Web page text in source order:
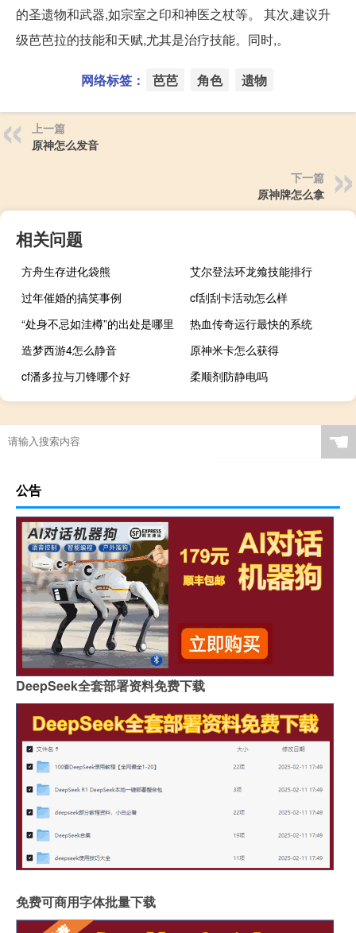
的圣遗物和武器,如宗室之印和神医之杖等。 其次,建议升
级芭芭拉的技能和天赋,尤其是治疗技能。同时,。
网络标签： 芭芭 角色 遗物
上一篇
原神怎么发音
下一篇
原神牌怎么拿
相关问题
方舟生存进化袋熊
艾尔登法环龙飨技能排行
过年催婚的搞笑事例
cf刮刮卡活动怎么样
“处身不忌如洼樽”的出处是哪里
热血传奇运行最快的系统
造梦西游4怎么静音
原神米卡怎么获得
cf潘多拉与刀锋哪个好
柔顺剂防静电吗
☚
公告
DeepSeek全套部署资料免费下载
免费可商用字体批量下载